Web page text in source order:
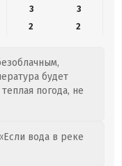
3
3
2 2
будет
погода, не
вода в реке